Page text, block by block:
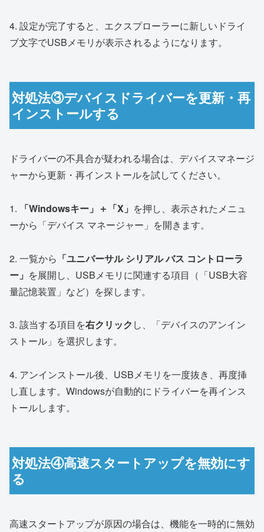
4. 設定が完了すると、エクスプローラーに新しいドライ
ブ文字でUSBメモリが表示されるようになります。
対処法③デバイスドライバーを更新・再
インストールする
ドライバーの不具合が疑われる場合は、デバイスマネージ
ャーから更新・再インストールを試してください。
1. 「Windowsキー」＋「X」 を押し、表示されたメニュ
ーから「デバイス マネージャー」を開きます。
2. 一覧から 「ユニバーサル シリアル バス コントローラ
ー」 を展開し、USBメモリに関連する項目（「USB大容
量記憶装置」など）を探します。
3. 該当する項目を右クリック し、「デバイスのアンイン
ストール」を選択します。
4. アンインストール後、USBメモリを一度抜き、再度挿
し直します。Windowsが自動的にドライバーを再インス
トールします。
対処法④高速スタートアップを無効にす
る
高速スタートアップが原因の場合は、機能を一時的に無効